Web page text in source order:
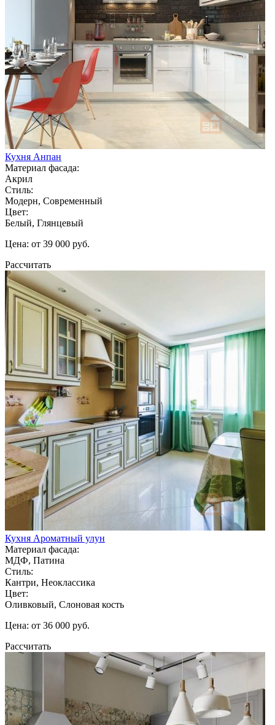
Кухня Анпан
Материал фасада:
Акрил
Стиль:
Модерн, Современный
Цвет:
Белый, Глянцевый
Цена: от 39 000 руб.
Рассчитать
Кухня Ароматный улун
Материал фасада:
МДФ, Патина
Стиль:
Кантри, Неоклассика
Цвет:
Оливковый, Слоновая кость
Цена: от 36 000 руб.
Рассчитать